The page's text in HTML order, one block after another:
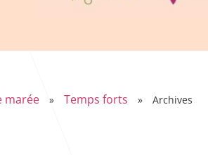
marée » Temps forts »
Archives